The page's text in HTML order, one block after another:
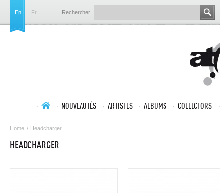
En Fr Rechercher
NOUVEAUTÉS ARTISTES ALBUMS COLLECTORS
Home / Headcharger
HEADCHARGER